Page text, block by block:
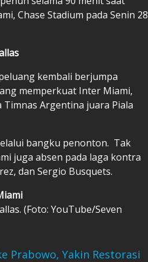
Chase Stadium pada Senin 28
kembali berjumpa
memperkuat Inter Miami,
Timnas Argentina juara Piala
bangku penonton. Tak
juga absen pada laga kontra
dan Sergio Busquets.
(Foto: YouTube/Seven
Prabowo, Yakin Restorasi